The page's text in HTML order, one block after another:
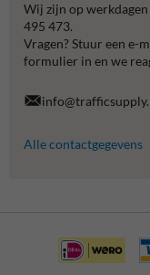
Wij zijn op
495 473.
Vragen? Stuur een e-
formulier in en we
Alle contactgegevens